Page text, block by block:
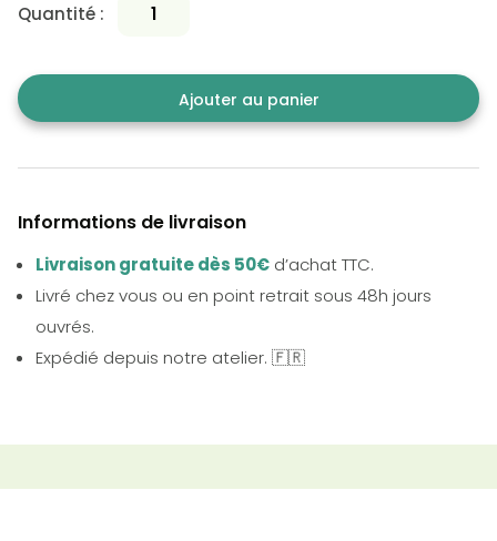
Quantité :
Ajouter au panier
Informations de livraison
Livraison gratuite dès 50€ d’achat TTC.
Livré chez vous ou en point retrait sous 48h jours
ouvrés.
Expédié depuis notre atelier. 🇫🇷